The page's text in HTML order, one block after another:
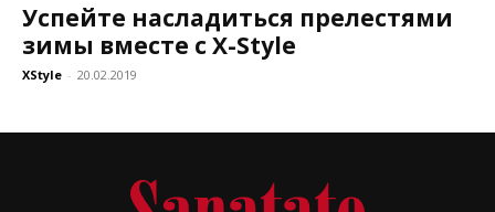
Успейте насладиться прелестями
зимы вместе с X-Style
XStyle - 20.02.2019